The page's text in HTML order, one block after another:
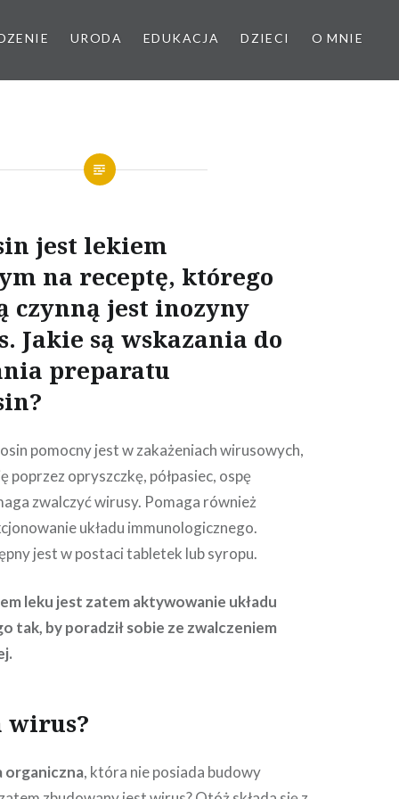
URODA EDUKACJA DZIECI O MNIE
jest lekiem
na receptę, którego
czynną jest inozyny
Jakie są wskazania do
preparatu
pomocny jest w zakażeniach wirusowych,
poprzez opryszczkę, półpasiec, ospę
zwalczyć wirusy. Pomaga również
układu immunologicznego.
jest w postaci tabletek lub syropu.
leku jest zatem aktywowanie układu
tak, by poradził sobie ze zwalczeniem
wirus?
organiczna, która nie posiada budowy